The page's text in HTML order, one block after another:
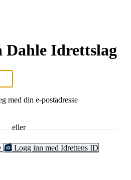
Dahle Idrettslag
med din e-postadresse
eller
Logg inn med Idrettens ID